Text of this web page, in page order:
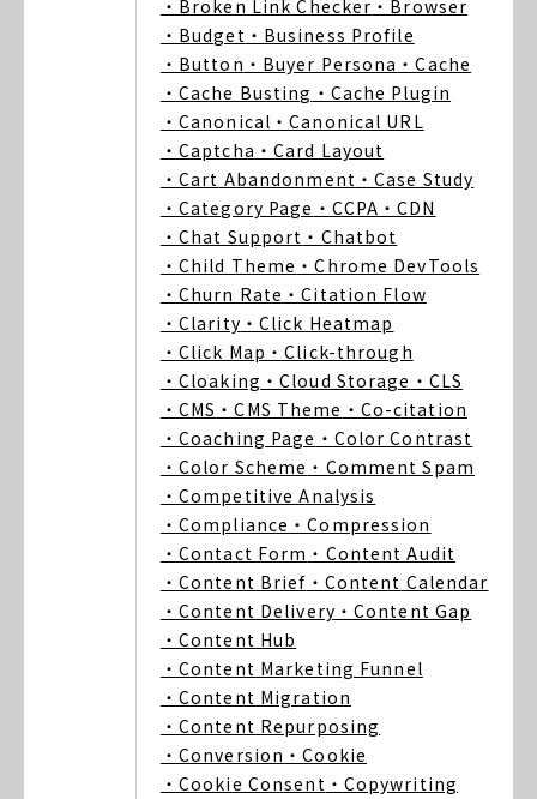
・Broken Link Checker ・Browser
・Budget ・Business Profile
・Button ・Buyer Persona ・Cache
・Cache Busting ・Cache Plugin
・Canonical ・Canonical URL
・Captcha ・Card Layout
・Cart Abandonment ・Case Study
・Category Page ・CCPA ・CDN
・Chat Support ・Chatbot
・Child Theme ・Chrome DevTools
・Churn Rate ・Citation Flow
・Clarity ・Click Heatmap
・Click Map ・Click-through
・Cloaking ・Cloud Storage ・CLS
・CMS ・CMS Theme ・Co-citation
・Coaching Page ・Color Contrast
・Color Scheme ・Comment Spam
・Competitive Analysis
・Compliance ・Compression
・Contact Form ・Content Audit
・Content Brief ・Content Calendar
・Content Delivery ・Content Gap
・Content Hub
・Content Marketing Funnel
・Content Migration
・Content Repurposing
・Conversion ・Cookie
・Cookie Consent ・Copywriting